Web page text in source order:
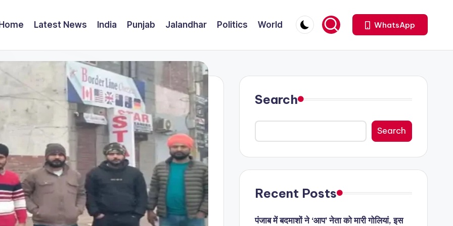
Latest News India Punjab Jalandhar Politics World WhatsApp
Search
Search
Recent Posts
पंजाब में बदमाशों ने ‘आप’ नेता को मारी गोलियां, इस